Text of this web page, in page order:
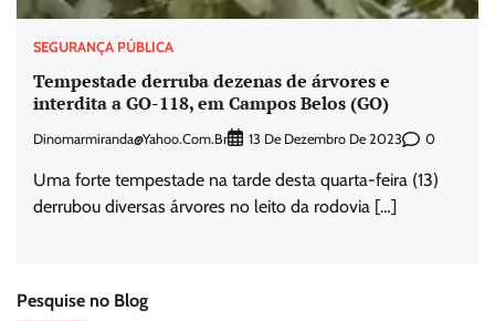
SEGURANÇA PÚBLICA
Tempestade derruba dezenas de árvores e
interdita a GO-118, em Campos Belos (GO)
Dinomarmiranda@yahoo.com.br 13 De Dezembro De 2023 0
Uma forte tempestade na tarde desta quarta-feira (13)
derrubou diversas árvores no leito da rodovia […]
Pesquise no Blog